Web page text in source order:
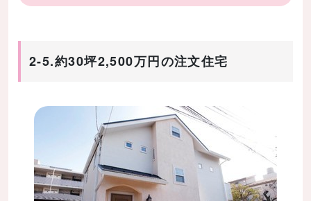
2-5.約30坪2,500万円の注文住宅